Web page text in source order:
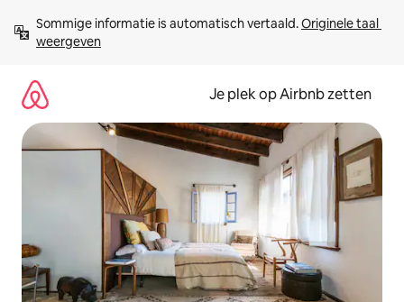
direct
naar
Sommige informatie is automatisch vertaald. Originele taal
weergeven
Je plek op Airbnb zetten